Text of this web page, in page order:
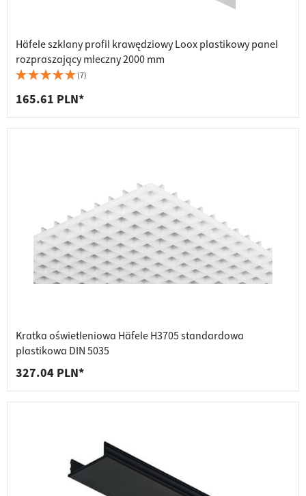
Häfele szklany profil krawędziowy Loox plastikowy panel
rozpraszający mleczny 2000 mm
(7)
165.61 PLN*
Kratka oświetleniowa Häfele H3705 standardowa
plastikowa DIN 5035
327.04 PLN*